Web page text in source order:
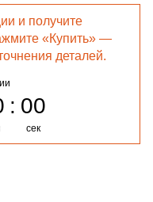
и получите
«Купить» —
деталей.
00
сек